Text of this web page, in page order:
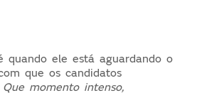
ele está aguardando o
que os candidatos
Que momento intenso,